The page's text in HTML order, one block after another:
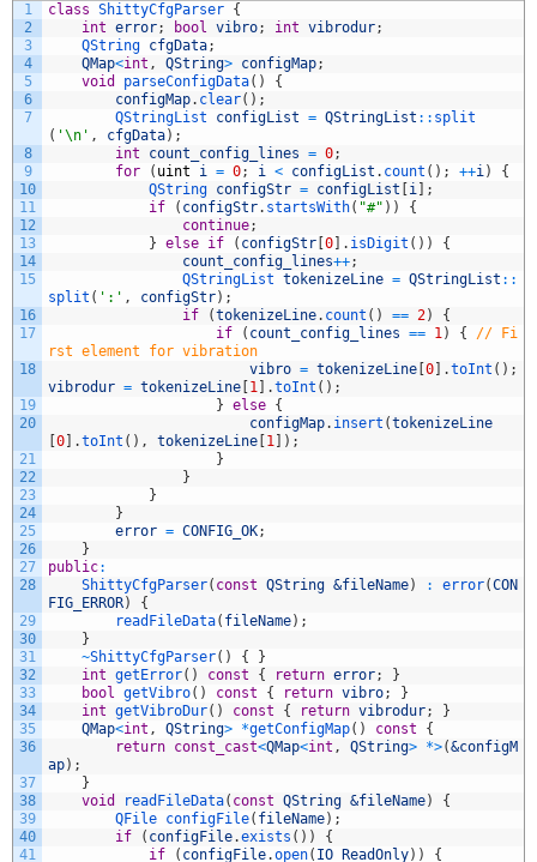
1
2
3
4
5
6
7
8
9
10
11
12
13
14
15
16
17
18
19
20
21
22
23
24
25
26
27
28
29
30
31
32
33
34
35
36
37
38
39
40
41
class ShittyCfgParser {
int error; bool vibro; int vibrodur;
QString cfgData;
QMap<int , QString> configMap;
void
parseConfigData( )
{
configMap. clear( ) ;
QStringList configList = QStringList :: split
( '\n' , cfgData) ;
int
count_config_lines = 0;
for
( uint i = 0; i < configList . count ( ) ; ++i)
{
QString configStr = configList i
;
if
( configStr. startsWith( "#" ) )
{
continue;
} else if ( configStr 0 . isDigit ( ) )
{
count_config_lines++;
QStringList tokenizeLine = QStringList ::
split ( ':' , configStr) ;
if
(tokenizeLine. count ( ) == 2)
{
if
( count_config_lines == 1) {
// Fi
rst element for vibration
vibro = tokenizeLine 0 .toInt ( ) ;
vibrodur = tokenizeLine 1 .toInt ( ) ;
} else {
configMap. insert (tokenizeLine
0 .toInt ( ) , tokenizeLine 1 ) ;
}
}
}
}
error = CONFIG_OK;
}
public:
ShittyCfgParser( const QString &fileName) : error(CON
FIG_ERROR)
{
readFileData( fileName) ;
}
~ShittyCfgParser( ) {
}
int getError( ) const { return error;
}
bool getVibro( ) const { return vibro;
}
int getVibroDur( ) const { return vibrodur;
}
QMap<int , QString> *getConfigMap( ) const
{
return const_cast<QMap<int , QString> *>(&configM
ap) ;
}
void
readFileData( const QString &fileName)
{
QFile configFile( fileName) ;
if
( configFile.exists ( ) )
{
if
( configFile.open( IO_ReadOnly) ) {